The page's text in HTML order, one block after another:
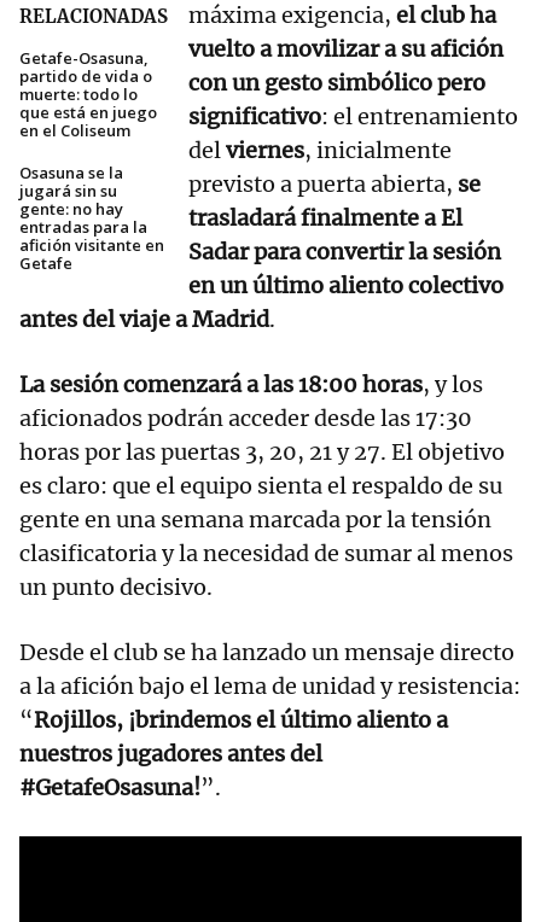
RELACIONADAS
Getafe-Osasuna,
partido de vida o
muerte: todo lo
que está en juego
en el Coliseum
Osasuna se la
jugará sin su
gente: no hay
entradas para la
afición visitante en
Getafe
máxima exigencia, el club ha
vuelto a movilizar a su afición
con un gesto simbólico pero
significativo: el entrenamiento
delviernes, inicialmente
previsto a puerta abierta, se
trasladará finalmente a El
Sadar para convertir la sesión
en un último aliento colectivo
antes del viaje a Madrid.
La sesión comenzará a las 18:00 horas, y los
aficionados podrán acceder desde las 17:30
horas por las puertas 3, 20, 21 y 27. El objetivo
es claro: que el equipo sienta el respaldo de su
gente en una semana marcada por la tensión
clasificatoria y la necesidad de sumar al menos
un punto decisivo.
Desde el club se ha lanzado un mensaje directo
a la afición bajo el lema de unidad y resistencia:
“Rojillos, ¡brindemos el último aliento a
nuestros jugadores antes del
#GetafeOsasuna!”.